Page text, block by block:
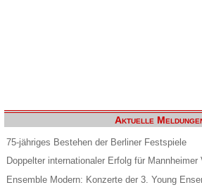
Aktuelle
75-jähriges Bestehen der Berliner Festspiele
Doppelter internationaler Erfolg für Mannheimer
Ensemble Modern: Konzerte der 3. Young